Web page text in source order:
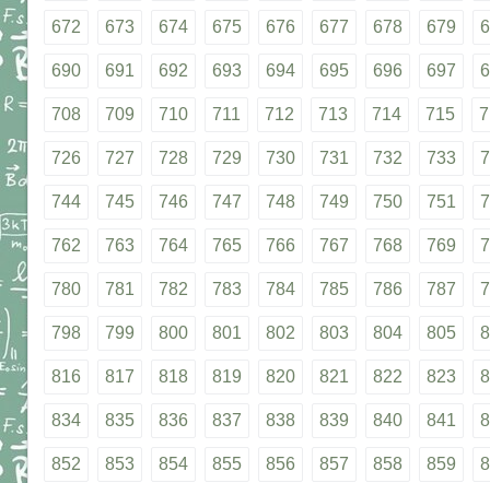
672 673 674 675 676 677 678 679
690 691 692 693 694 695 696 697
708 709 710 711 712 713 714 715
726 727 728 729 730 731 732 733
744 745 746 747 748 749 750 751
762 763 764 765 766 767 768 769
780 781 782 783 784 785 786 787
798 799 800 801 802 803 804 805
816 817 818 819 820 821 822 823
834 835 836 837 838 839 840 841
852 853 854 855 856 857 858 859